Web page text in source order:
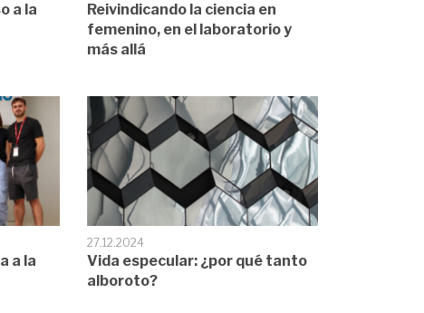
a la
Reivindicando la ciencia en
femenino, en el laboratorio y
más allá
a la
27.12.2024
Vida especular: ¿por qué tanto
alboroto?